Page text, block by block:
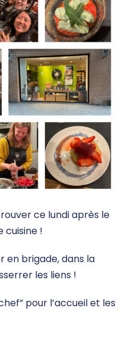
ce lundi après le
cuisine !
en brigade, dans la
les liens !
pour l’accueil et les